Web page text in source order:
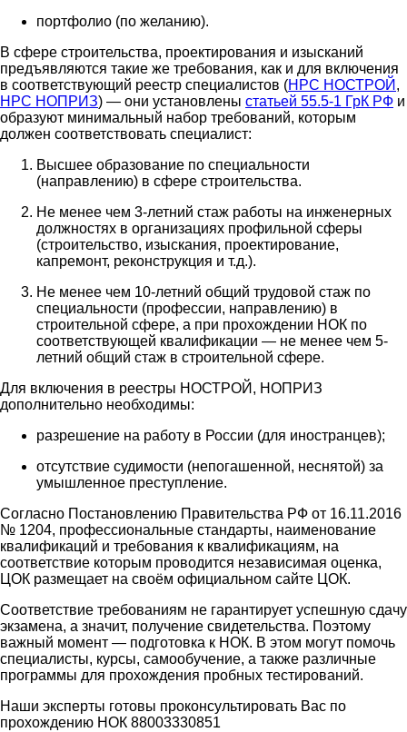
портфолио (по желанию).
В сфере строительства, проектирования и изысканий
предъявляются такие же требования, как и для включения
в соответствующий реестр специалистов (НРС НОСТРОЙ ,
НРС НОПРИЗ) — они установлены статьей 55.5-1 ГрК РФ и
образуют минимальный набор требований, которым
должен соответствовать специалист:
Высшее образование по специальности
(направлению) в сфере строительства.
Не менее чем 3-летний стаж работы на инженерных
должностях в организациях профильной сферы
(строительство, изыскания, проектирование,
капремонт, реконструкция и т.д.).
Не менее чем 10-летний общий трудовой стаж по
специальности (профессии, направлению) в
строительной сфере, а при прохождении НОК по
соответствующей квалификации — не менее чем 5-
летний общий стаж в строительной сфере.
Для включения в реестры НОСТРОЙ, НОПРИЗ
дополнительно необходимы:
разрешение на работу в России (для иностранцев);
отсутствие судимости (непогашенной, неснятой) за
умышленное преступление.
Согласно Постановлению Правительства РФ от 16.11.2016
№ 1204, профессиональные стандарты, наименование
квалификаций и требования к квалификациям, на
соответствие которым проводится независимая оценка,
ЦОК размещает на своём официальном сайте ЦОК.
Соответствие требованиям не гарантирует успешную сдачу
экзамена, а значит, получение свидетельства. Поэтому
важный момент — подготовка к НОК. В этом могут помочь
специалисты, курсы, самообучение, а также различные
программы для прохождения пробных тестирований.
Наши эксперты готовы проконсультировать Вас по
прохождению НОК 88003330851